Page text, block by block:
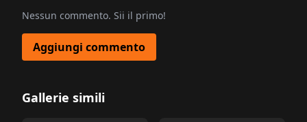
Nessun commento. Sii il primo!
Aggiungi commento
Gallerie simili